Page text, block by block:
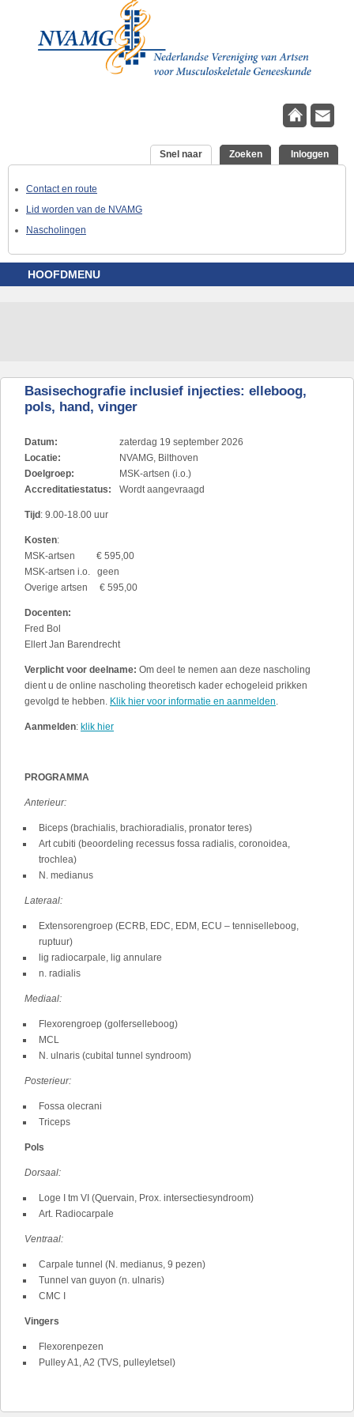
Overslaan en naar de inhoud gaan
Snel naar (actieve tabblad)
Zoeken Inloggen
Contact en route
Lid worden van de NVAMG
Nascholingen
HOOFDMENU
Basisechografie inclusief injecties: elleboog,
pols, hand, vinger
Datum:
zaterdag 19 september 2026
Locatie:
NVAMG, Bilthoven
Doelgroep:
MSK-artsen (i.o.)
Accreditatiestatus:
Wordt aangevraagd
Tijd: 9.00-18.00 uur
Kosten:
MSK-artsen € 595,00
MSK-artsen i.o. geen
Overige artsen € 595,00
Docenten:
Fred Bol
Ellert Jan Barendrecht
Verplicht voor deelname: Om deel te nemen aan deze nascholing
dient u de online nascholing theoretisch kader echogeleid prikken
gevolgd te hebben. Klik hier voor informatie en aanmelden
Aanmelden: klik hier
PROGRAMMA
Anterieur:
Biceps (brachialis, brachioradialis, pronator teres)
Art cubiti (beoordeling recessus fossa radialis, coronoidea,
trochlea)
N. medianus
Lateraal:
Extensorengroep (ECRB, EDC, EDM, ECU – tenniselleboog,
ruptuur)
lig radiocarpale, lig annulare
n. radialis
Mediaal:
Flexorengroep (golferselleboog)
MCL
N. ulnaris (cubital tunnel syndroom)
Posterieur:
Fossa olecrani
Triceps
Pols
Dorsaal:
Loge I tm VI (Quervain, Prox. intersectiesyndroom)
Art. Radiocarpale
Ventraal:
Carpale tunnel (N. medianus, 9 pezen)
Tunnel van guyon (n. ulnaris)
CMC I
Vingers
Flexorenpezen
Pulley A1, A2 (TVS, pulleyletsel)